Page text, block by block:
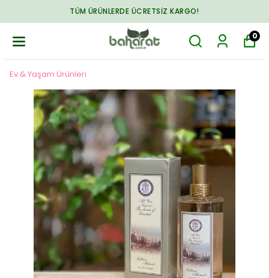
TÜM ÜRÜNLERDE ÜCRETSIZ KARGO!
0
Ev & Yaşam Ürünleri